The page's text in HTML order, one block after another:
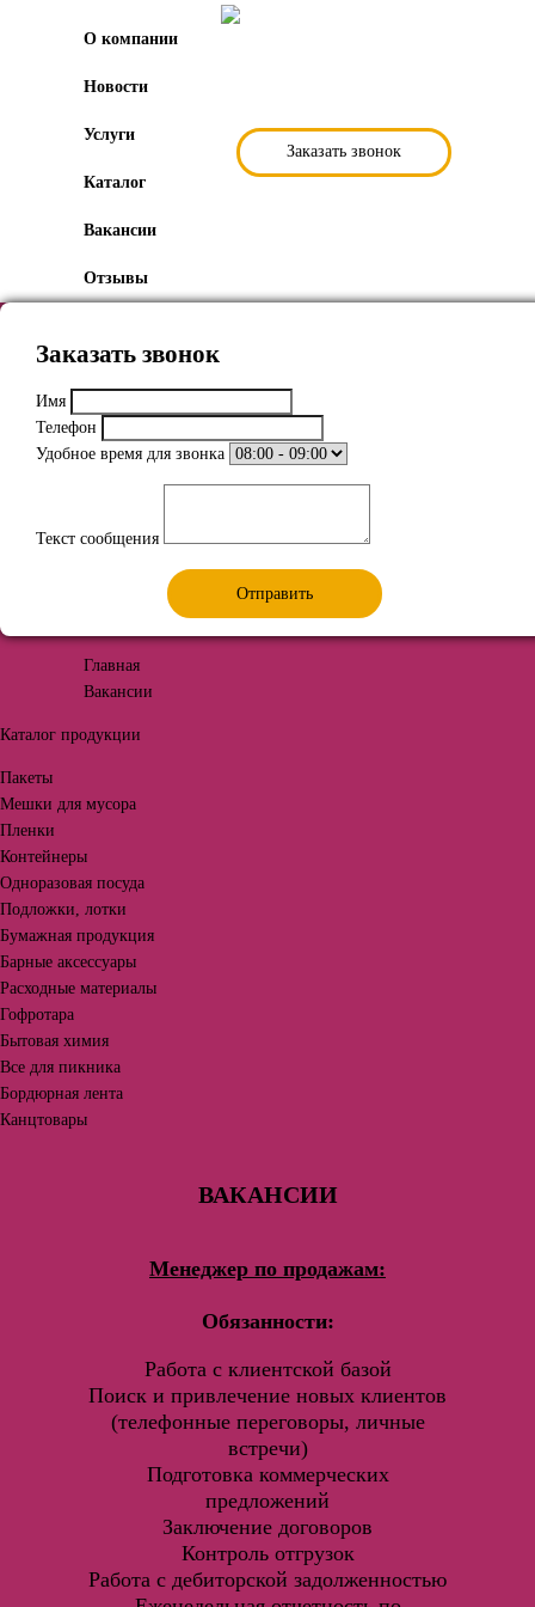
О компании
Новости
Услуги
Каталог
Вакансии
Отзывы
Заказать звонок
Заказать звонок
Имя
Телефон
Удобное время для звонка
Текст сообщения
Отправить
Главная
Вакансии
Каталог продукции
Пакеты
Мешки для мусора
Пленки
Контейнеры
Одноразовая посуда
Подложки, лотки
Бумажная продукция
Барные аксессуары
Расходные материалы
Гофротара
Бытовая химия
Все для пикника
Бордюрная лента
Канцтовары
ВАКАНСИИ
Менеджер по продажам:
Обязанности:
Работа с клиентской базой
Поиск и привлечение новых клиентов
(телефонные переговоры, личные
встречи)
Подготовка коммерческих
предложений
Заключение договоров
Контроль отгрузок
Работа с дебиторской задолженностью